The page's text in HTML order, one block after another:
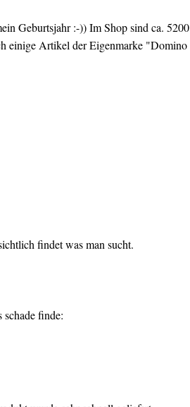
Geburtsjahr :-)) Im Shop sind ca. 5200
einige Artikel der Eigenmarke "Domino
findet was man sucht.
finde: